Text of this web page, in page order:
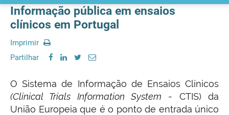
Informação pública em ensaios
clínicos em Portugal
Imprimir
Partilhar
O Sistema de Informação de Ensaios Clínicos
(Clinical Trials Information System - CTIS) da
União Europeia que é o ponto de entrada único